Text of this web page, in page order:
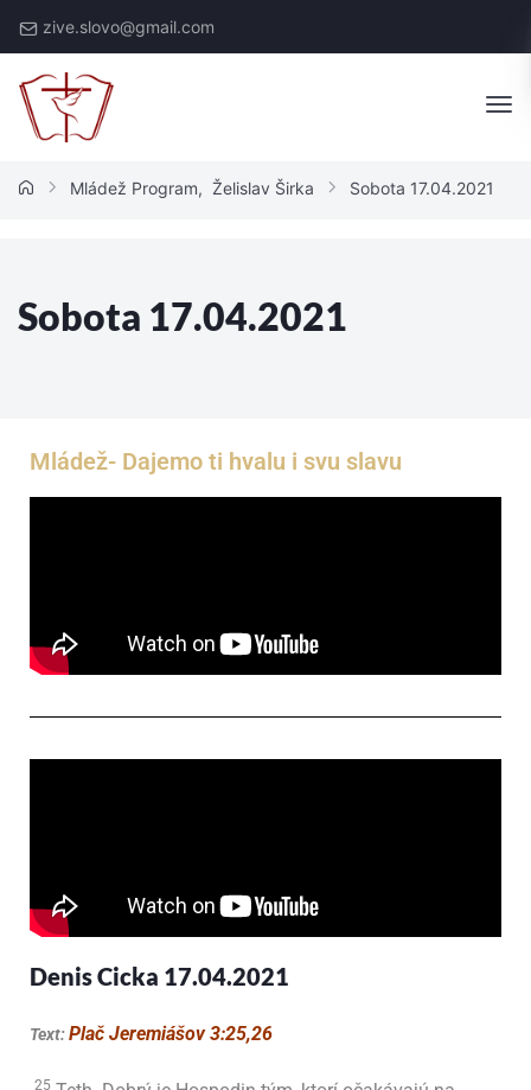
zive.slovo@gmail.com
Mládež Program, Želislav Širka Sobota 17.04.2021
Sobota 17.04.2021
Mládež- Dajemo ti hvalu i svu slavu
Denis Cicka 17.04.2021
Text:Plač Jeremiášov3:25,26
25